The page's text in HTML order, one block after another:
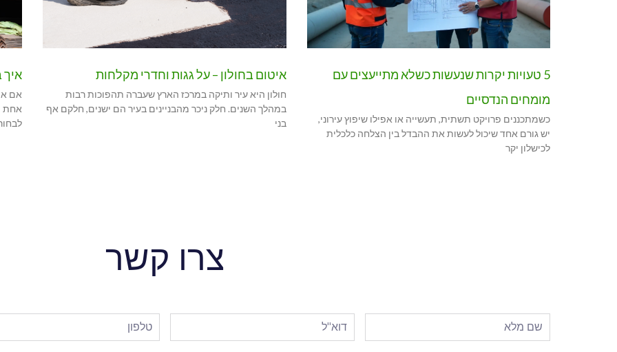
5 טעויות יקרות שנעשות כשלא מתייעצים עם
מומחים הנדסיים
כשמתכננים פרויקט תשתית, תעשייה או אפילו שיפוץ עירוני,
יש גורם אחד שיכול לעשות את ההבדל בין הצלחה כלכלית
לכישלון יקר
איטום בחולון – על גגות וחדרי מקלחות
חולון היא עיר ותיקה במרכז הארץ שעברה תהפוכות רבות
במהלך השנים. חלק ניכר מהבניינים בעיר הם ישנים, חלקם אף
בני
איך
אם
אחת
צרו קשר